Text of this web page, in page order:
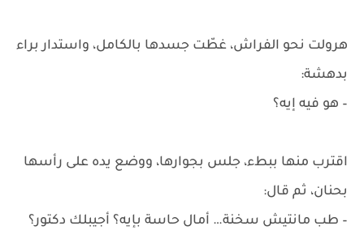
هرولت نحو الفراش، غطّت جسدها بالكامل، واستدار براء
بدهشة:
– هو فيه إيه؟
اقترب منها ببطء، جلس بجوارها، ووضع يده على رأسها
بحنان، ثم قال:
– طب مانتيش سخنة… أمال حاسة بإيه؟ أجيبلك دكتور؟